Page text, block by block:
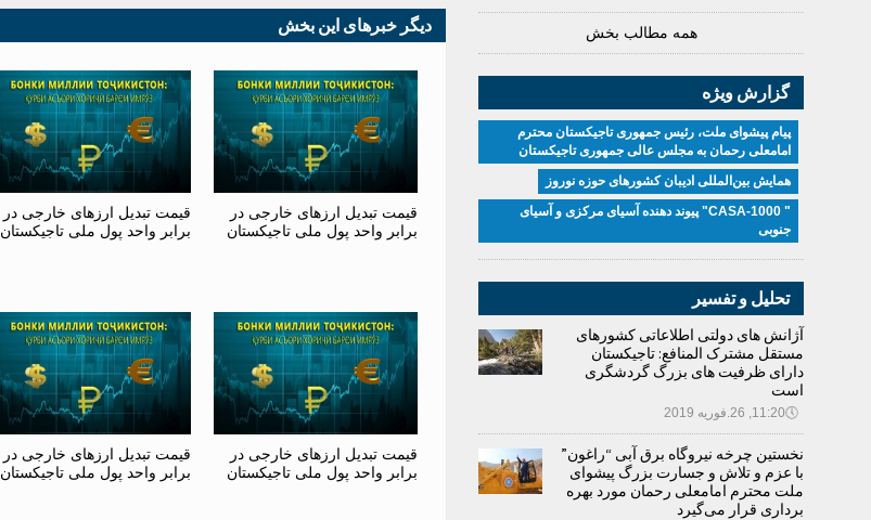
دیگر خبرهای این بخش
قیمت تبدیل ارزهای خارجی در
برابر واحد پول ملی تاجیکستان
قیمت تبدیل ارزهای خارجی در
برابر واحد پول ملی تاجیکستان
قیمت تبدیل ارزهای خارجی در
برابر واحد پول ملی تاجیکستان
قیمت تبدیل ارزهای خارجی در
برابر واحد پول ملی تاجیکستان
همه مطالب بخش
گزارش ویژه
پیام پیشوای ملت، رئیس جمهوری تاجیکستان محترم
امامعلی رحمان به مجلس عالی جمهوری تاجیکستان
همایش بین‌المللی ادیبان کشور‌های حوزه نوروز
" CASA-1000" پیوند دهنده آسیای مرکزی و آسیای
جنوبی
تحلیل و تفسیر
آژانش های دولتی اطلاعاتی کشورهای
مستقل مشترک المنافع: تاجیکستان
دارای ظرفیت های بزرگ گردشگری
است
🕔11:20, 26.فوریه 2019
نخستین چرخه نیروگاه برق آبی “راغون”
با عزم و تلاش و جسارت بزرگ پیشوای
ملت محترم امامعلی رحمان مورد بهره
برداری قرار می‌گیرد